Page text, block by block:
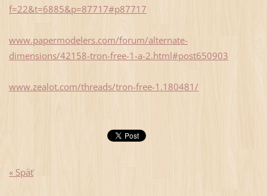
f=22&t=6885&p=87717#p87717
www.papermodelers.com/forum/alternate-
dimensions/42158-tron-free-1-a-2.html#post650903
www.zealot.com/threads/tron-free-1.180481/
« Späť